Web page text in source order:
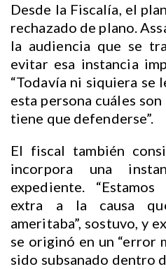
Desde la Fiscalía, el
rechazado de plano.
la audiencia que se
evitar esa instancia
“Todavía ni siquiera se
esta persona cuáles
tiene que defenderse”.
El fiscal también
incorpora una
expediente.
extra a la causa
ameritaba”, sostuvo, y
se originó en un “error
sido subsanado dentro